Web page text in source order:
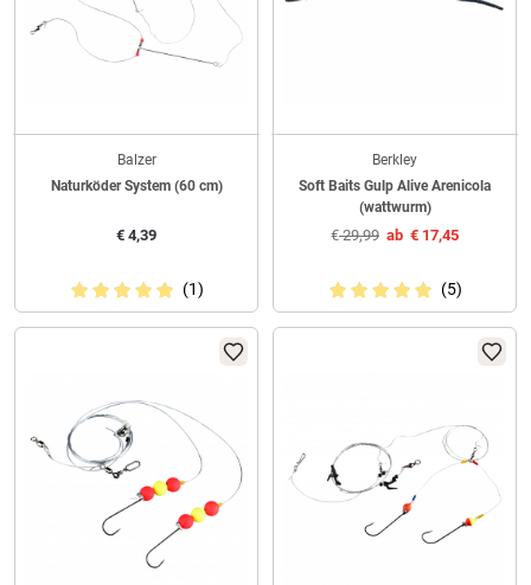
Balzer
Naturköder System (60 cm)
€ 4,39
(1)
Berkley
Soft Baits Gulp Alive Arenicola
(wattwurm)
€29,99 ab € 17,45
(5)